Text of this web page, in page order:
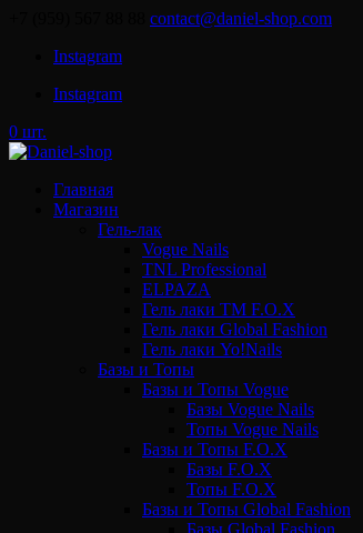
contact@daniel-shop.com
Instagram
Instagram
0 шт.
Главная
Магазин
Гель-лак
Vogue Nails
TNL Professional
ELPAZA
Гель лаки ТМ F.O.X
Гель лаки Global Fashion
Гель лаки Yo!Nails
Базы и Топы
Базы и Топы Vogue
Базы Vogue Nails
Топы Vogue Nails
Базы и Топы F.O.X
Базы F.O.X
Топы F.O.X
Базы и Топы Global Fashion
Базы Global Fashion